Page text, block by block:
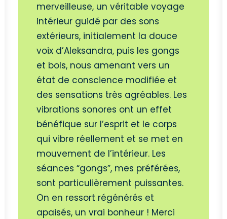
merveilleuse, un véritable voyage
intérieur guidé par des sons
extérieurs, initialement la douce
voix d’Aleksandra, puis les gongs
et bols, nous amenant vers un
état de conscience modifiée et
des sensations très agréables. Les
vibrations sonores ont un effet
bénéfique sur l’esprit et le corps
qui vibre réellement et se met en
mouvement de l’intérieur. Les
séances “gongs”, mes préférées,
sont particulièrement puissantes.
On en ressort régénérés et
apaisés, un vrai bonheur ! Merci